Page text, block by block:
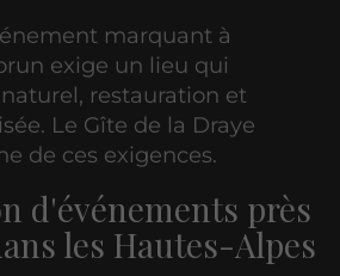
marquant à
exige un lieu qui
restauration et
Le Gîte de la Draye
de ces exigences.
d'événements près
les Hautes-Alpes